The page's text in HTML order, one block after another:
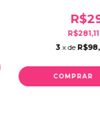
3 x de